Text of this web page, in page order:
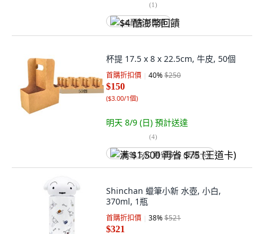
(1)
$4 酷澎幣回饋
杯提 17.5 x 8 x 22.5cm, 牛皮, 50個
首購折扣價 40%$250
$150
($3.00/1個)
明天 8/9 (日) 預計送達
(4)
满 $1,500 再省 $75 (王道卡)
Shinchan 蠟筆小新 水壺, 小白,
370ml, 1瓶
首購折扣價 38%$521
$321